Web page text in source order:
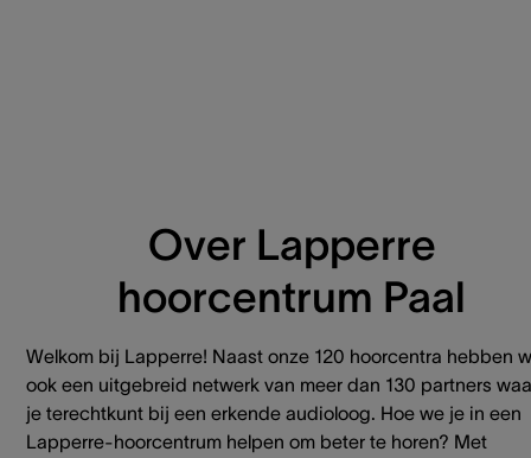
Over Lapperre
hoorcentrum Paal
Welkom bij Lapperre! Naast onze 120 hoorcentra hebben
ook een uitgebreid netwerk van meer dan 130 partners
je terechtkunt bij een erkende audioloog. Hoe we je in een
Lapperre-hoorcentrum helpen om beter te horen? Met